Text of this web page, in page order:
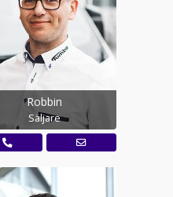
Robbin
Säljare